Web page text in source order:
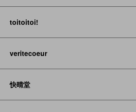
toitoitoi!
veritecoeur
快晴堂